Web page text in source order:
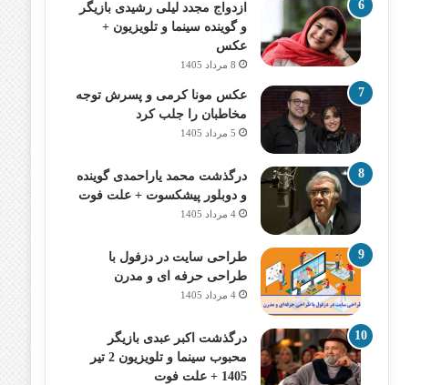
ازدواج مجدد لیلی رشیدی بازیگر
و گوینده سینما و تلویزیون +
عکس
8 مرداد 1405
عکس مونا کرمی و پسرش توجه
مخاطبان را جلب کرد
5 مرداد 1405
درگذشت محمد یاراحمدی گوینده
و دوبلور پیشکسوت + علت فوت
4 مرداد 1405
طراحی سایت در دزفول با
طراحی حرفه‌ ای و مدرن
4 مرداد 1405
درگذشت اکبر عبدی بازیگر
محبوب سینما و تلویزیون 2 تیر
1405 + علت فوت